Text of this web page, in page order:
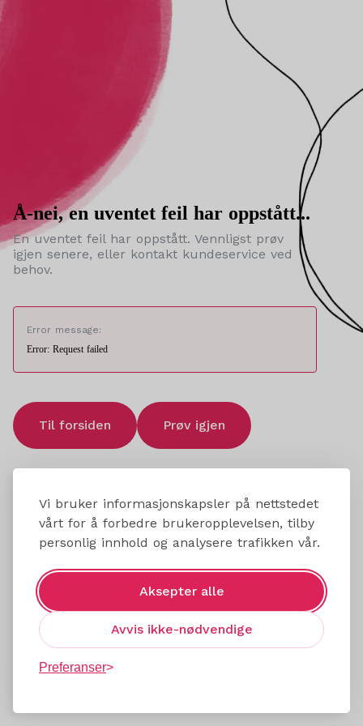
Vi bruker informasjonskapsler på nettstedet
vårt for å forbedre brukeropplevelsen, tilby
personlig innhold og analysere trafikken vår.
Aksepter alle
Avvis ikke-nødvendige
Preferanser
Å-nei, en uventet feil har oppstått...
En uventet feil har oppstått. Vennligst prøv
igjen senere, eller kontakt kundeservice ved
behov.
Error message:
Error: Request failed
Til forsiden Prøv igjen